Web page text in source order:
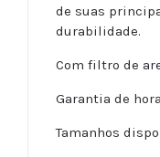
de suas
durabilidade.
Com filtro de
Garantia de
Tamanhos